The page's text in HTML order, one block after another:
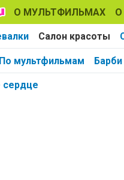
О МУЛЬТФИЛЬМАХ О
Салон красоты
По мультфильмам Барби
сердце